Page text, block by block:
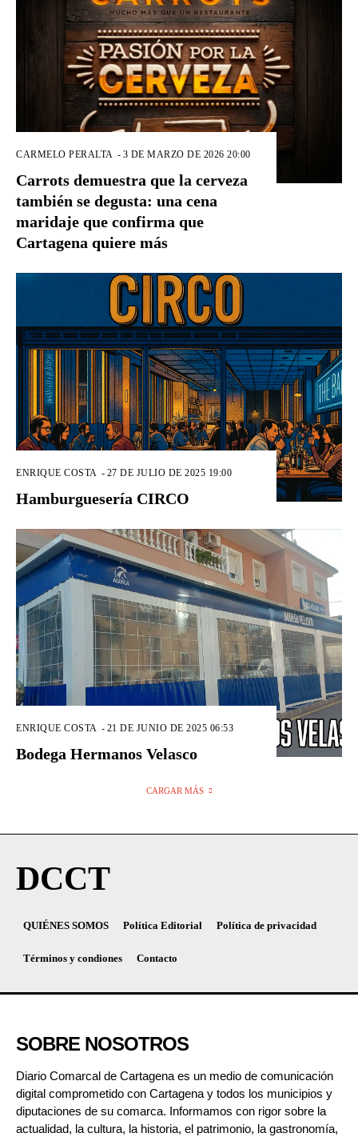
CARMELO PERALTA - 3 DE MARZO DE 2026 20:00
Carrots demuestra que la cerveza
también se degusta: una cena
maridaje que confirma que
Cartagena quiere más
ENRIQUE COSTA - 27 DE JULIO DE 2025 19:00
Hamburguesería CIRCO
ENRIQUE COSTA - 21 DE JUNIO DE 2025 06:53
Bodega Hermanos Velasco
CARGAR MÁS
DCCT
QUIÉNES SOMOS Política Editorial Política de privacidad
Términos y condiones Contacto
SOBRE NOSOTROS
Diario Comarcal de Cartagena es un medio de comunicación
digital comprometido con Cartagena y todos los municipios y
diputaciones de su comarca. Informamos con rigor sobre la
actualidad, la cultura, la historia, el patrimonio, la gastronomía,